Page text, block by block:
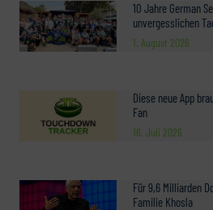
10 Jahre German
unvergesslichen
1. August 2026
Diese neue App
Fan
16. Juli 2026
Für 9,6 Milliarden
Familie Khosla